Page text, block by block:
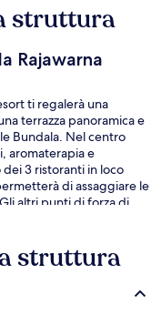
struttura
Rajawarna
ti regalerà una
terrazza panoramica e
Bundala. Nel centro
aromaterapia e
3 ristoranti in loco
di assaggiare le
altri punti di forza di
all'aperto e un bar
struttura